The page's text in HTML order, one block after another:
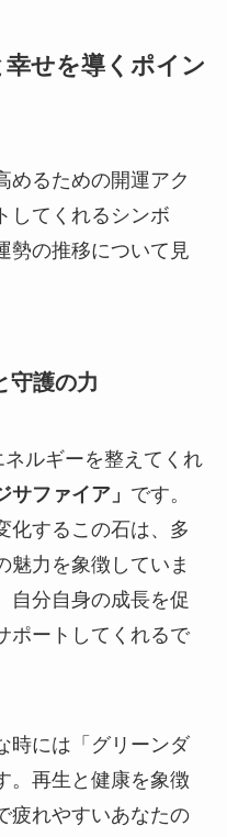
せを導くポイン
めるための開運アク
してくれるシンボ
勢の推移について見
守護の力
ルギーを整えてくれ
サファイア」 です。
化するこの石は、多
魅力を象徴していま
自分自身の成長を促
ポートしてくれるで
時には「グリーンダ
。再生と健康を象徴
疲れやすいあなたの